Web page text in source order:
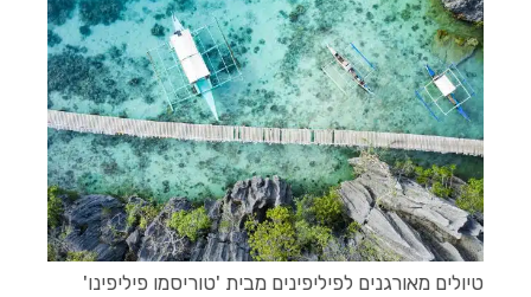
טיולים מאורגנים לפיליפינים מבית 'טוריסמו פיליפינו'